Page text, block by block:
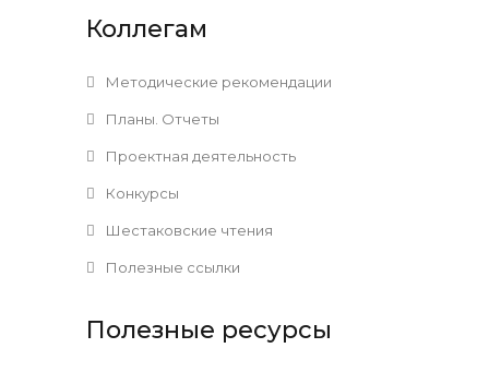
Коллегам
Методические рекомендации
Планы. Отчеты
Проектная деятельность
Конкурсы
Шестаковские чтения
Полезные ссылки
Полезные ресурсы